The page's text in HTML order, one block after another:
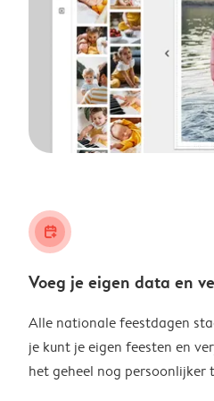
calendar_plus
Voeg je eigen data en
Alle nationale feestdagen
je kunt je eigen feesten en
het geheel nog persoonlijker